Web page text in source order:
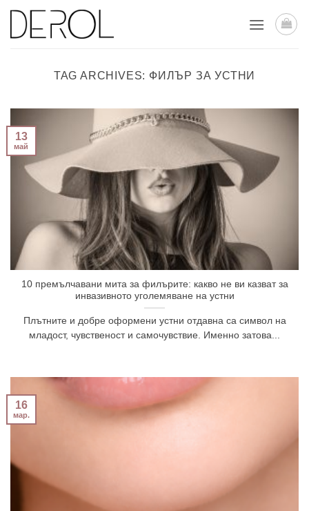
Skip
TAG ARCHIVES: ФИЛЪР ЗА УСТНИ
10 премълчавани мита за филърите: какво не ви казват за
инвазивното уголемяване на устни
Плътните и добре оформени устни отдавна са символ на
младост, чувственост и самочувствие. Именно затова...
13
май
16
мар.